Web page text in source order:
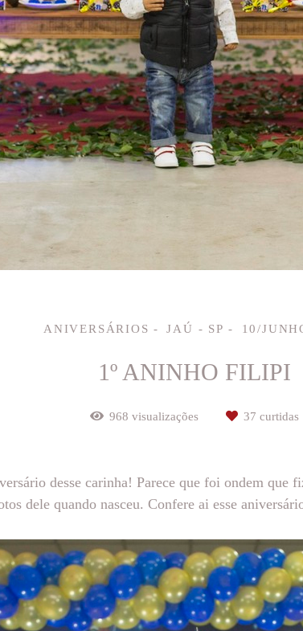
ANIVERSÁRIOS JAÚ - SP 10/
1º ANINHO FILIPI
968 visualizações 37 curtidas
desse carinha! Parece que foi ondem que
dele quando nasceu. Confere ai esse